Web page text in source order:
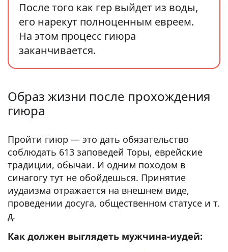
После того как гер выйдет из воды,
его нарекут полноценным евреем.
На этом процесс гиюра
заканчивается.
Образ жизни после прохождения
гиюра
Пройти гиюр — это дать обязательство
соблюдать 613 заповедей Торы, еврейские
традиции, обычаи. И одним походом в
синагогу тут не обойдешься. Принятие
иудаизма отражается на внешнем виде,
проведении досуга, общественном статусе и т.
д.
Как должен выглядеть мужчина-иудей: